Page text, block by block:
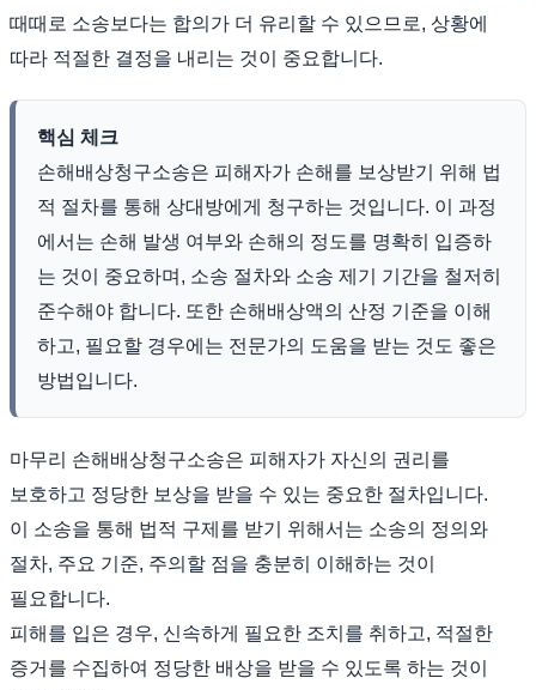
때때로 소송보다는 합의가 더 유리할 수 있으므로, 상황에
따라 적절한 결정을 내리는 것이 중요합니다.
핵심 체크
손해배상청구소송은 피해자가 손해를 보상받기 위해 법
적 절차를 통해 상대방에게 청구하는 것입니다. 이 과정
에서는 손해 발생 여부와 손해의 정도를 명확히 입증하
는 것이 중요하며, 소송 절차와 소송 제기 기간을 철저히
준수해야 합니다. 또한 손해배상액의 산정 기준을 이해
하고, 필요할 경우에는 전문가의 도움을 받는 것도 좋은
방법입니다.
마무리 손해배상청구소송은 피해자가 자신의 권리를
보호하고 정당한 보상을 받을 수 있는 중요한 절차입니다.
이 소송을 통해 법적 구제를 받기 위해서는 소송의 정의와
절차, 주요 기준, 주의할 점을 충분히 이해하는 것이
필요합니다.
피해를 입은 경우, 신속하게 필요한 조치를 취하고, 적절한
증거를 수집하여 정당한 배상을 받을 수 있도록 하는 것이